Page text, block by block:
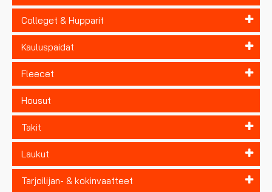
Colleget & Hupparit
Kauluspaidat
Fleecet
Housut
Takit
Laukut
Tarjoilijan- & kokinvaatteet